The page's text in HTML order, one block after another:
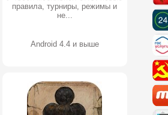
правила, турниры, режимы и
не...
Android 4.4 и выше